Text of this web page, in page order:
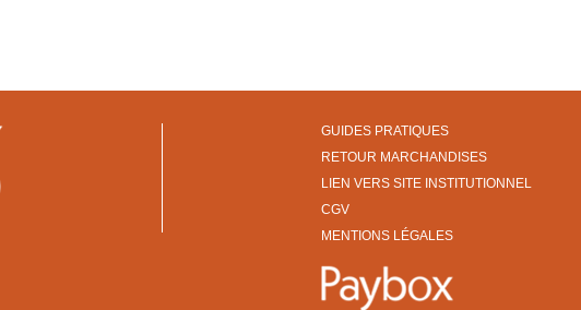
GUIDES PRATIQUES
RETOUR MARCHANDISES
LIEN VERS SITE INSTITUTIONNEL
CGV
MENTIONS LÉGALES